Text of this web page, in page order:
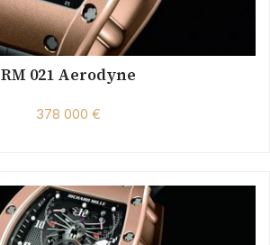
RM 021 Aerodyne
378 000 €